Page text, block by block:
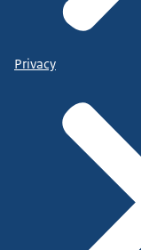
Privacy